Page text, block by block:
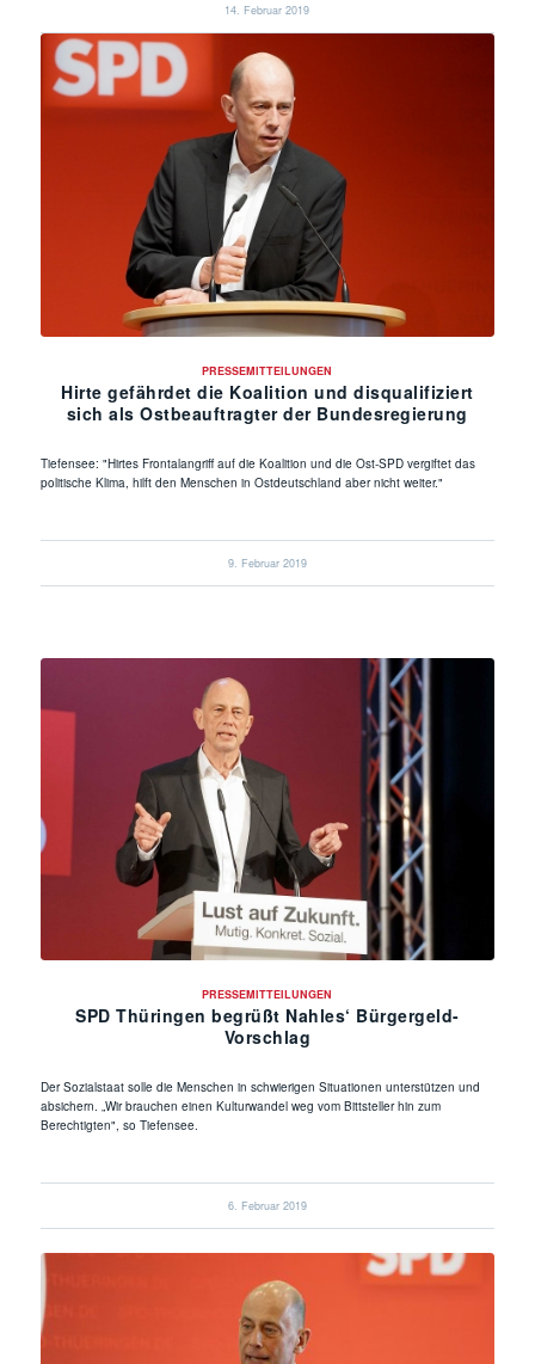
14. Februar 2019
PRESSEMITTEILUNGEN
Hirte gefährdet die Koalition und disqualifiziert
sich als Ostbeauftragter der Bundesregierung
Tiefensee: "Hirtes Frontalangriff auf die Koalition und die Ost-SPD vergiftet das
politische Klima, hilft den Menschen in Ostdeutschland aber nicht weiter."
9. Februar 2019
PRESSEMITTEILUNGEN
SPD Thüringen begrüßt Nahles‘ Bürgergeld-
Vorschlag
Der Sozialstaat solle die Menschen in schwierigen Situationen unterstützen und
absichern. „Wir brauchen einen Kulturwandel weg vom Bittsteller hin zum
Berechtigten", so Tiefensee.
6. Februar 2019